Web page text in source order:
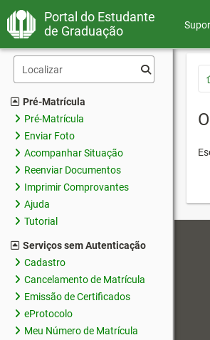
Portal do Estudante
de Graduação
Pré-Matrícula
Pré-Matrícula
Enviar Foto
Acompanhar Situação
Reenviar Documentos
Imprimir Comprovantes
Ajuda
Tutorial
Serviços sem Autenticação
Cadastro
Cancelamento de Matrícula
Emissão de Certificados
eProtocolo
Meu Número de Matrícula